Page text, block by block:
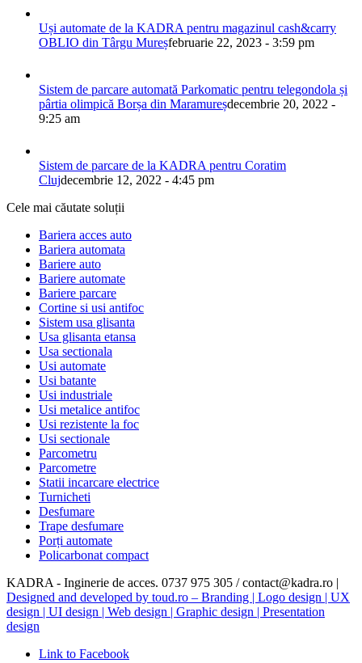
Uși automate de la KADRA pentru magazinul cash&carry
OBLIO din Târgu Mureșfebruarie 22, 2023 - 3:59 pm
Sistem de parcare automată Parkomatic pentru telegondola și
pârtia olimpică Borșa din Maramureșdecembrie 20, 2022 -
9:25 am
Sistem de parcare de la KADRA pentru Coratim
Clujdecembrie 12, 2022 - 4:45 pm
Cele mai căutate soluții
Bariera acces auto
Bariera automata
Bariere auto
Bariere automate
Bariere parcare
Cortine si usi antifoc
Sistem usa glisanta
Usa glisanta etansa
Usa sectionala
Usi automate
Usi batante
Usi industriale
Usi metalice antifoc
Usi rezistente la foc
Usi sectionale
Parcometru
Parcometre
Statii incarcare electrice
Turnicheti
Desfumare
Trape desfumare
Porți automate
Policarbonat compact
KADRA - Inginerie de acces. 0737 975 305 / contact@kadra.ro |
Designed and developed by toud.ro – Branding | Logo design | UX
design | UI design | Web design | Graphic design | Presentation
design
Link to Facebook